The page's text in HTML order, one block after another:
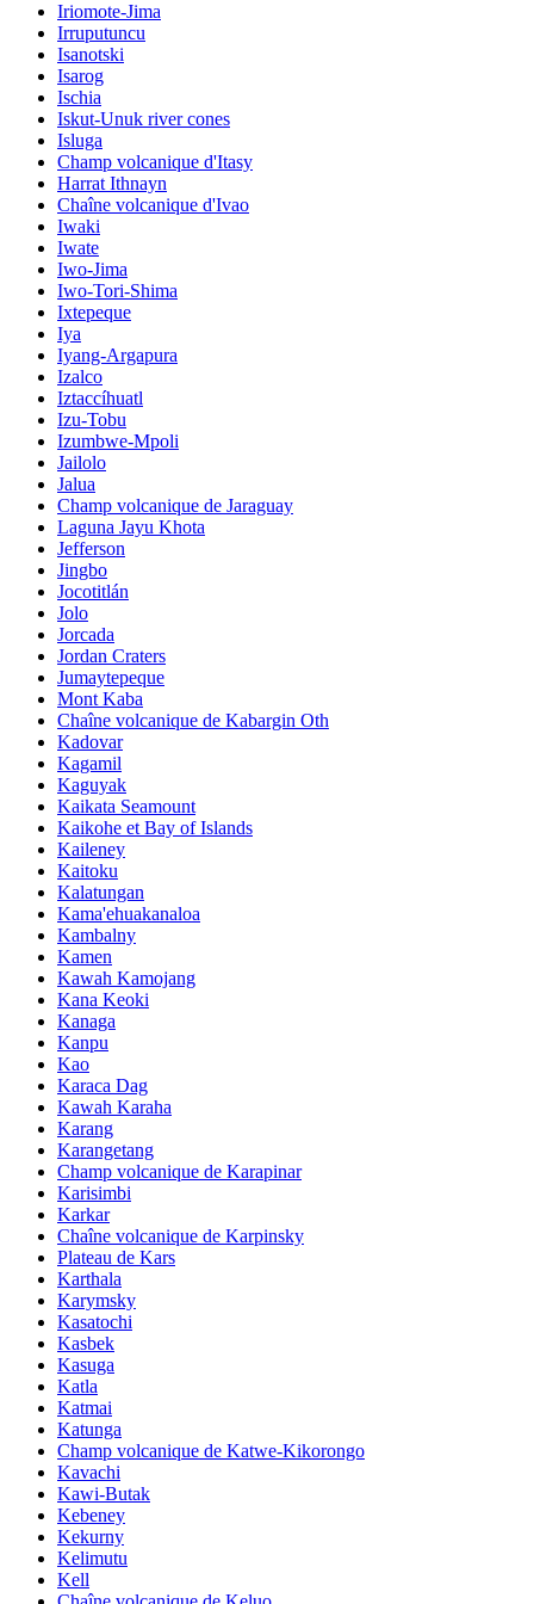
Iriomote-Jima
Irruputuncu
Isanotski
Isarog
Ischia
Iskut-Unuk river cones
Isluga
Champ volcanique d'Itasy
Harrat Ithnayn
Chaîne volcanique d'Ivao
Iwaki
Iwate
Iwo-Jima
Iwo-Tori-Shima
Ixtepeque
Iya
Iyang-Argapura
Izalco
Iztaccíhuatl
Izu-Tobu
Izumbwe-Mpoli
Jailolo
Jalua
Champ volcanique de Jaraguay
Laguna Jayu Khota
Jefferson
Jingbo
Jocotitlán
Jolo
Jorcada
Jordan Craters
Jumaytepeque
Mont Kaba
Chaîne volcanique de Kabargin Oth
Kadovar
Kagamil
Kaguyak
Kaikata Seamount
Kaikohe et Bay of Islands
Kaileney
Kaitoku
Kalatungan
Kama'ehuakanaloa
Kambalny
Kamen
Kawah Kamojang
Kana Keoki
Kanaga
Kanpu
Kao
Karaca Dag
Kawah Karaha
Karang
Karangetang
Champ volcanique de Karapinar
Karisimbi
Karkar
Chaîne volcanique de Karpinsky
Plateau de Kars
Karthala
Karymsky
Kasatochi
Kasbek
Kasuga
Katla
Katmai
Katunga
Champ volcanique de Katwe-Kikorongo
Kavachi
Kawi-Butak
Kebeney
Kekurny
Kelimutu
Kell